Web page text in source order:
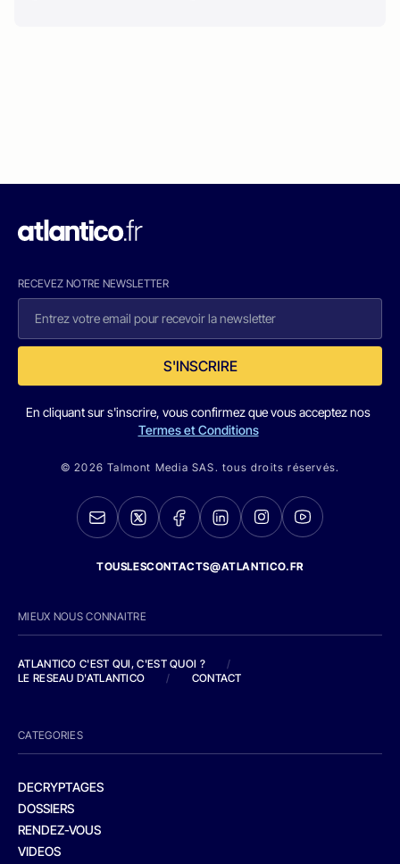
RECEVEZ NOTRE NEWSLETTER
S'INSCRIRE
En cliquant sur s'inscrire, vous confirmez que vous acceptez nos
Termes et Conditions
© 2026 Talmont Media SAS. tous droits réservés.
TOUSLESCONTACTS@ATLANTICO.FR
MIEUX NOUS CONNAITRE
ATLANTICO C'EST QUI, C'EST QUOI ?
/
LE RESEAU D'ATLANTICO
/ CONTACT
CATEGORIES
DECRYPTAGES
DOSSIERS
RENDEZ-VOUS
VIDEOS